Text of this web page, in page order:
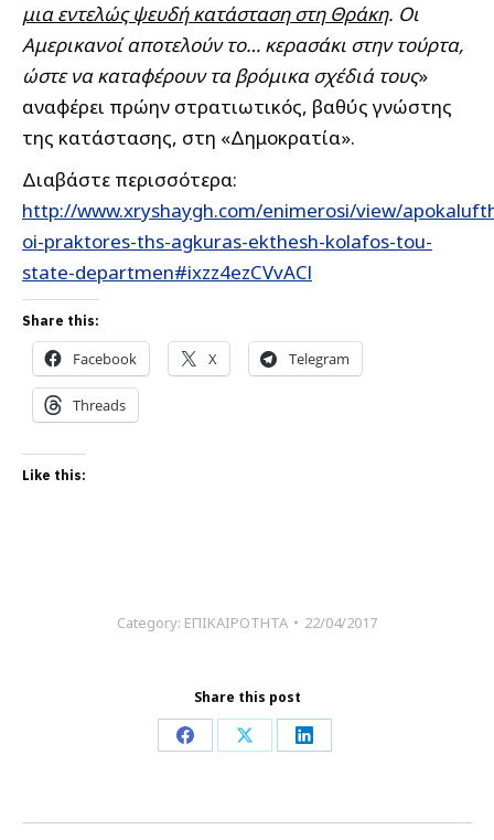
μια εντελώς ψευδή κατάσταση στη Θράκη. Οι
Αμερικανοί αποτελούν το… κερασάκι στην τούρτα,
ώστε να καταφέρουν τα βρόμικα σχέδιά τους»
αναφέρει πρώην στρατιωτικός, βαθύς γνώστης
της κατάστασης, στη «Δημοκρατία».
Διαβάστε περισσότερα:
http://www.xryshaygh.com/enimerosi/view/
oi-praktores-ths-agkuras-ekthesh-kolafos-tou-
state-departmen#ixzz4ezCVvACl
Share this:
Facebook X Telegram
Threads
Like this:
Category: ΕΠΙΚΑΙΡΟΤΗΤΑ 22/04/2017
Share this post
Share
Facebook
Share
X
Share
LinkedIn